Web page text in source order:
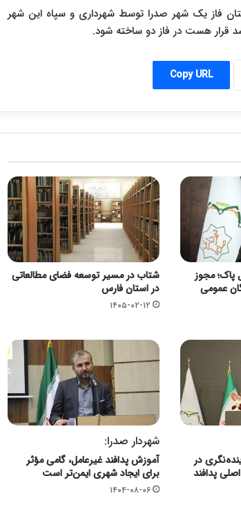
فاز یک شهر صدرا توسط شهرداری و سپاه این شهر
قرار هست در فاز دو ساخته شود.
Copy URL
مجوز
عمومی
شتاب در مسیر توسعه فضای مطالعاتی
در استان فارس
۱۴۰۵-۰۲-۱۲
در
پدافند
شهردار صدرا:
آموزش پدافند غیرعامل، گامی مؤثر
برای ایجاد شهری ایمن‌تر است
۱۴۰۴-۰۸-۰۶